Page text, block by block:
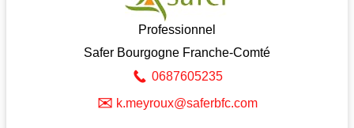
Professionnel
Safer Bourgogne Franche-Comté
0687605235
✉ k.meyroux@saferbfc.com